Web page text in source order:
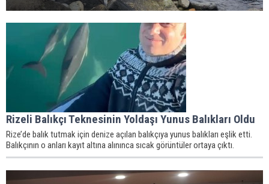
Rizeli Balıkçı Teknesinin Yoldaşı Yunus Balıkları Oldu
Rize’de balık tutmak için denize açılan balıkçıya yunus balıkları eşlik etti.
Balıkçının o anları kayıt altına alınınca sıcak görüntüler ortaya çıktı.